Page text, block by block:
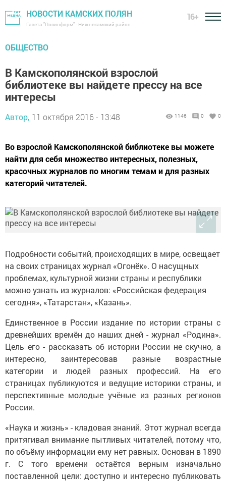
НОВОСТИ КАМСКИХ ПОЛЯН
Газета "Посинформ" - Нижнекамский район
16+
ОБЩЕСТВО
В Камскополянской взрослой
библиотеке вы найдете прессу на все
интересы
Автор, 11 октября 2016 - 13:48 1146 0 0
Во взрослой Камскополянской библиотеке вы можете
найти для себя множество интересных, полезных,
красочных журналов по многим темам и для разных
категорий читателей.
Подробности событий, происходящих в мире, освещает
на своих страницах журнал «Огонёк». О насущных
проблемах, культурной жизни страны и республики
можно узнать из журналов: «Российская федерация
сегодня», «Татарстан», «Казань».
Единственное в России издание по истории страны с
древнейших времён до наших дней - журнал «Родина».
Цель его - рассказать об истории России не скучно, а
интересно, заинтересовав разные возрастные
категории и людей разных профессий. На его
страницах публикуются и ведущие историки страны, и
перспективные молодые учёные из разных регионов
России.
«Наука и жизнь» - кладовая знаний. Этот журнал всегда
притягивал внимание пытливых читателей, потому что,
по объёму информации ему нет равных. Основан в 1890
г. С того времени остаётся верным изначально
поставленной цели: доступно и интересно публиковать